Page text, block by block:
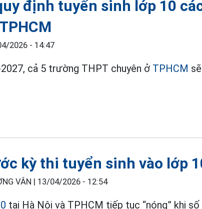
định tuyển sinh lớp 10
2026 - 14:47
cả 5 trường THPT chuyên ở TPHCM
kỳ thi tuyển sinh vào lớp
VÂN | 13/04/2026 - 12:54
tại Hà Nội và TPHCM tiếp tục “nóng” khi